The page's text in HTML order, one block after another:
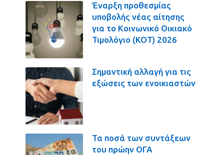
Έναρξη προθεσμίας
υποβολής νέας αίτησης
για το Κοινωνικό Οικιακό
Τιμολόγιο (ΚΟΤ) 2026
Σημαντική αλλαγή για τις
εξώσεις των ενοικιαστών
Τα ποσά των συντάξεων
του πρώην ΟΓΑ